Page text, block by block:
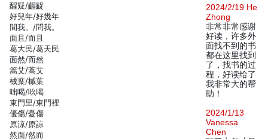
醒疑/齷齪
好兒年/好幾年
間我。/問我。
面且/而且
葛大民/葛天民
面然/而然
篙艾/蒿艾
械葉/槭葉
咄喝/吆喝
東門里/東門裡
優傷/憂傷
原涼/原諒
然面/然而
2024/2/19 He
Zhong
非常非常感谢
好读，许多外
面找不到的书
都在这里找到
了，找书的过
程，好读给了
我非常大的帮
助！
2024/1/13
Vanessa
Chen